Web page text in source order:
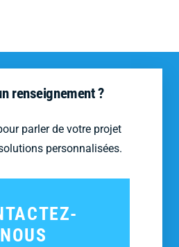
renseignement ?
parler de votre projet
personnalisées.
NOUS